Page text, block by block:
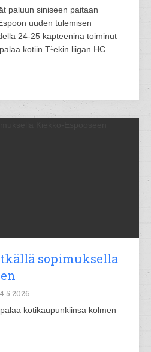
paluun siniseen paitaan
uuden tulemisen
24-25 kapteenina toiminut
kotiin T¹ekin liigan HC
sopimuksella
4.5.2026
kotikaupunkiinsa kolmen